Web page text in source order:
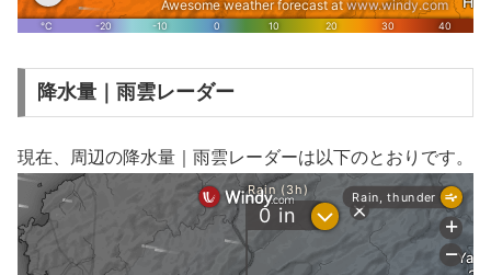
降水量｜雨雲レーダー
現在、周辺の降水量｜雨雲レーダーは以下のとおりです。